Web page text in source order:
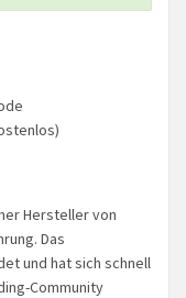
Hersteller von
Das
und hat sich schnell
Community